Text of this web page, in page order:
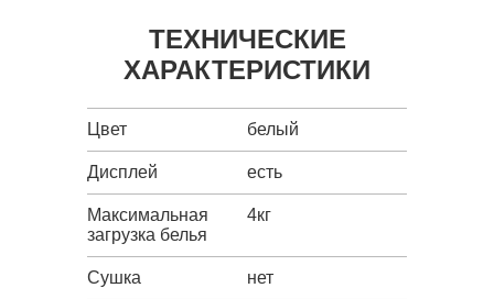
ТЕХНИЧЕСКИЕ
ХАРАКТЕРИСТИКИ
Цвет белый
Дисплей есть
Максимальная
загрузка белья
4кг
Сушка нет